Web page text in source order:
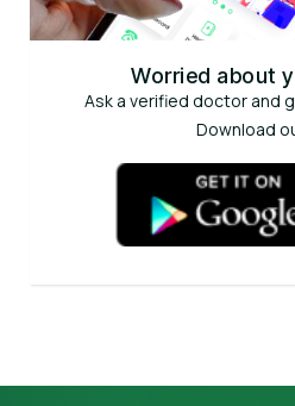
Worried about
Ask a verified doctor and
Download